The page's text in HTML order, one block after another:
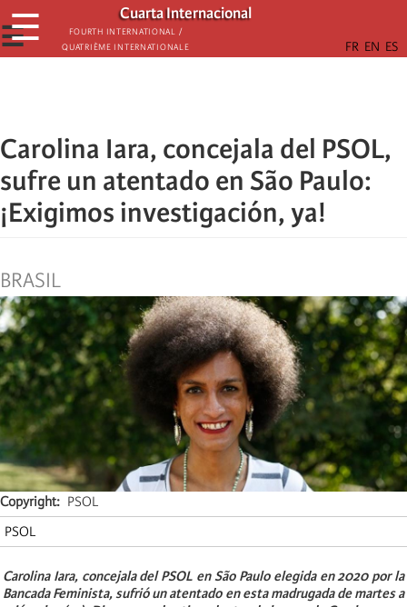
Skip
to
main
Cuarta Internacional
Fourth International /
Quatrième internationale
☰
☰
Carolina Iara, concejala del PSOL,
sufre un atentado en São Paulo:
¡Exigimos investigación, ya!
BRASIL
Copyright
PSOL
PSOL
Carolina Iara, concejala del PSOL en São Paulo elegida en 2020 por la
Bancada Feminista, sufrió un atentado en esta madrugada de martes a